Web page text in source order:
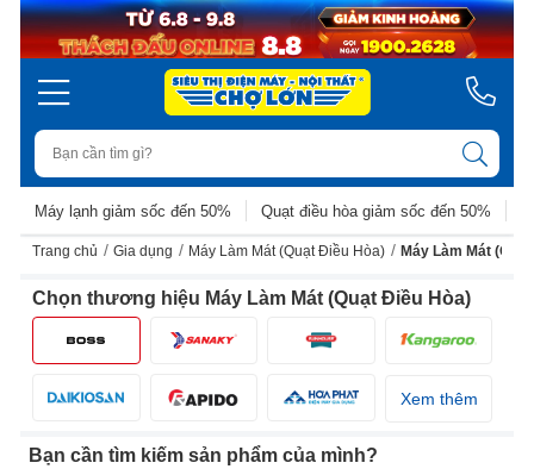
Máy lạnh giảm sốc đến 50% Quạt điều hòa giảm sốc đến 50%
Trang chủ / Gia dụng / Máy Làm Mát (Quạt Điều Hòa) / Máy Làm Mát
Chọn thương hiệu Máy Làm Mát (Quạt Điều Hòa)
Xem thêm
Bạn cần tìm kiếm sản phẩm của mình?